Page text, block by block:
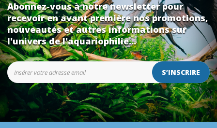
Abonnez-vous à notre newsletter pour
recevoir en avant première nos promotions,
nouveautés et autres informations sur
l'univers de l'aquariophilie...
S’INSCRIRE